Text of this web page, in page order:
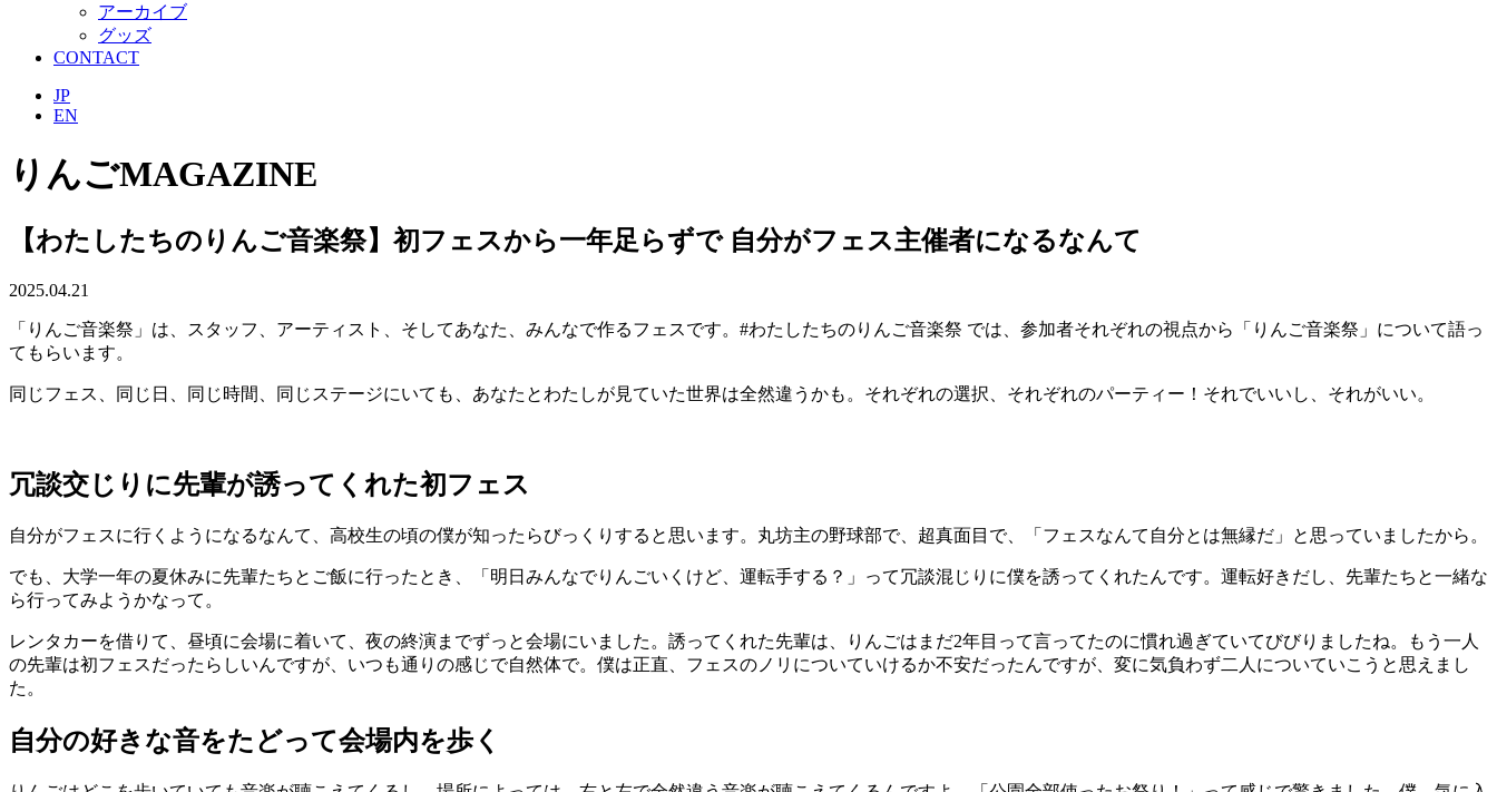
アーカイブ
グッズ
CONTACT
JP
EN
りんごMAGAZINE
【わたしたちのりんご音楽祭】初フェスから一年足らずで 自分がフェス主催者になるなんて
2025.04.21
「りんご音楽祭」は、スタッフ、アーティスト、そしてあなた、みんなで作るフェスです。#わたしたちのりんご音楽祭 では、参加者それぞれの視点から「りんご音楽祭」について語っ
てもらいます。
同じフェス、同じ日、同じ時間、同じステージにいても、あなたとわたしが見ていた世界は全然違うかも。それぞれの選択、それぞれのパーティー！それでいいし、それがいい。
冗談交じりに先輩が誘ってくれた初フェス
自分がフェスに行くようになるなんて、高校生の頃の僕が知ったらびっくりすると思います。丸坊主の野球部で、超真面目で、「フェスなんて自分とは無縁だ」と思っていましたから。
でも、大学一年の夏休みに先輩たちとご飯に行ったとき、「明日みんなでりんごいくけど、運転手する？」って冗談混じりに僕を誘ってくれたんです。運転好きだし、先輩たちと一緒な
ら行ってみようかなって。
レンタカーを借りて、昼頃に会場に着いて、夜の終演までずっと会場にいました。誘ってくれた先輩は、りんごはまだ2年目って言ってたのに慣れ過ぎていてびびりましたね。もう一人
の先輩は初フェスだったらしいんですが、いつも通りの感じで自然体で。僕は正直、フェスのノリについていけるか不安だったんですが、変に気負わず二人についていこうと思えまし
た。
自分の好きな音をたどって会場内を歩く